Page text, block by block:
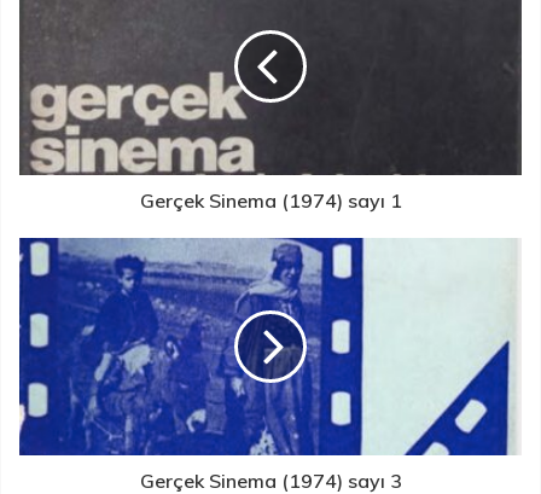
Gerçek Sinema (1974) sayı 1
Gerçek Sinema (1974) sayı 3